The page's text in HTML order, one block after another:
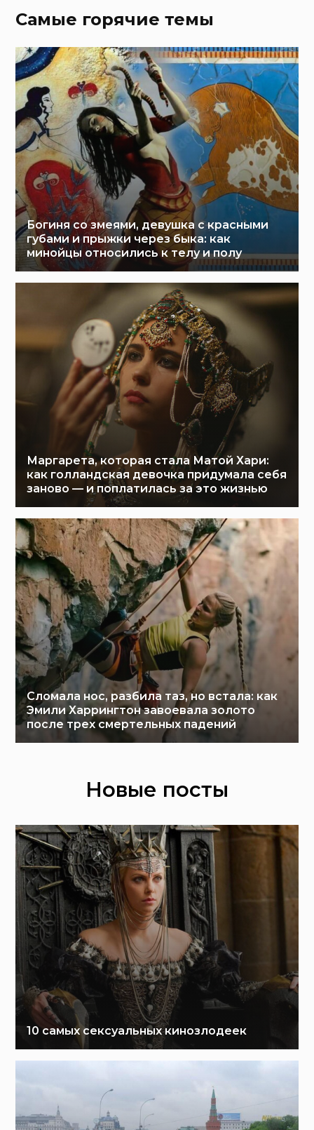
Самые горячие темы
Богиня со змеями, девушка с красными
губами и прыжки через быка: как
минойцы относились к телу и полу
Маргарета, которая стала Матой Хари:
как голландская девочка придумала себя
заново — и поплатилась за это жизнью
Сломала нос, разбила таз, но встала: как
Эмили Харрингтон завоевала золото
после трех смертельных падений
Новые посты
10 самых сексуальных кинозлодеек